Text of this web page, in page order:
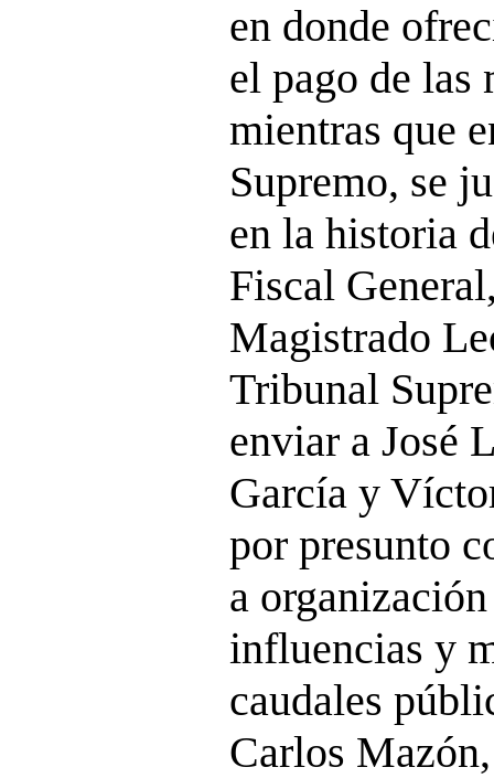
en donde
el pago de las
mientras que
Supremo, se
en la historia
Fiscal
Magistrado
Tribunal
enviar a José
García y
por presunto
a
influencias y
caudales
Carlos